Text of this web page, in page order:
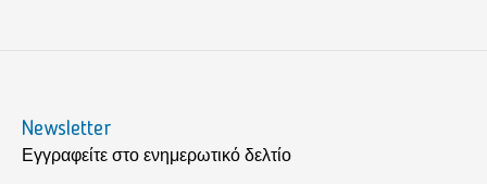
Newsletter
Εγγραφείτε στο ενημερωτικό δελτίο